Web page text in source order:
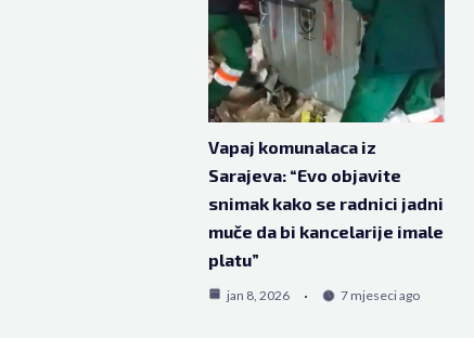
Vapaj komunalaca iz
Sarajeva: “Evo objavite
snimak kako se radnici jadni
muče da bi kancelarije imale
platu”
jan 8, 2026 7 mjeseci ago